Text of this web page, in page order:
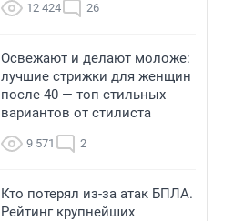
12 424 26
Освежают и делают моложе:
лучшие стрижки для женщин
после 40 — топ стильных
вариантов от стилиста
9 571 2
Кто потерял из-за атак БПЛА.
Рейтинг крупнейших